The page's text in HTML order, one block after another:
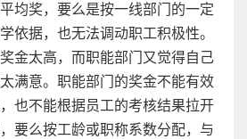
均奖，要么是按一线部门的一定
依据，也无法调动职工积极性。
金太高，而职能部门又觉得自己
满意。职能部门的奖金不能有效
也不能根据员工的考核结果拉开
要么按工龄或职称系数分配，与